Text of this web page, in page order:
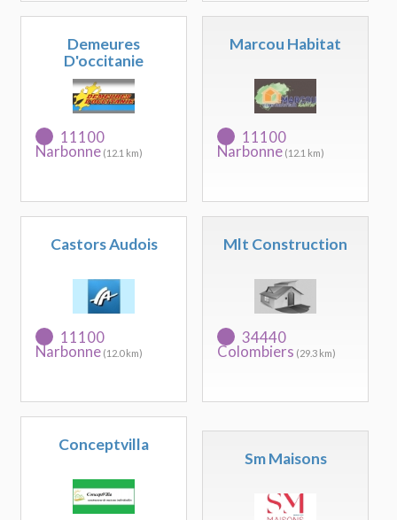
Demeures
D'occitanie
11100
Narbonne (12.1 km)
Marcou Habitat
11100
Narbonne (12.1 km)
Castors Audois
11100
Narbonne (12.0 km)
Mlt Construction
34440
Colombiers (29.3 km)
Conceptvilla
Sm Maisons